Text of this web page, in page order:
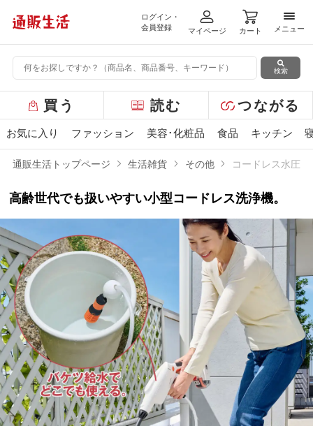
ログイン・
会員登録
マイページ カート
メニ
メニュー
検索
ー
バ
ュ
買う 読む つながる
お気に入り ファッション 美容･化粧品 食品 キッチン
通販生活トップページ 生活雑貨 その他 コードレス水圧洗
高齢世代でも扱いやすい小型コードレス洗浄機。